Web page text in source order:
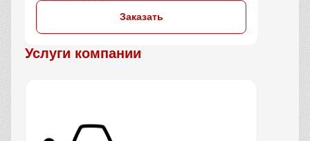
Заказать
Услуги компании